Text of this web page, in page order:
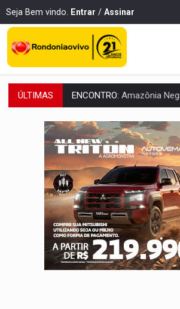
Seja Bem vindo. Entrar / Assinar
ÚLTIMAS PREVISÃO:Porto Velho tem
SINDICATOS UNIDOS:
PROCESSO SELETIVO:
AGOSTO LILÁS:MPRO lança de
REGULARIZAÇÃO:Refis 2026
ROLIM DE MOURA:Programa da
VIOLÊNCIA VICÁRIA:MPRO
INDISPONÍVEL:Transparência do